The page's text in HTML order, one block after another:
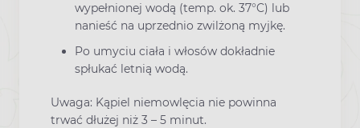
wypełnionej wodą (temp. ok. 37°C) lub
nanieść na uprzednio zwilżoną myjkę.
Po umyciu ciała i włosów dokładnie
spłukać letnią wodą.
Uwaga: Kąpiel niemowlęcia nie powinna
trwać dłużej niż 3 – 5 minut.